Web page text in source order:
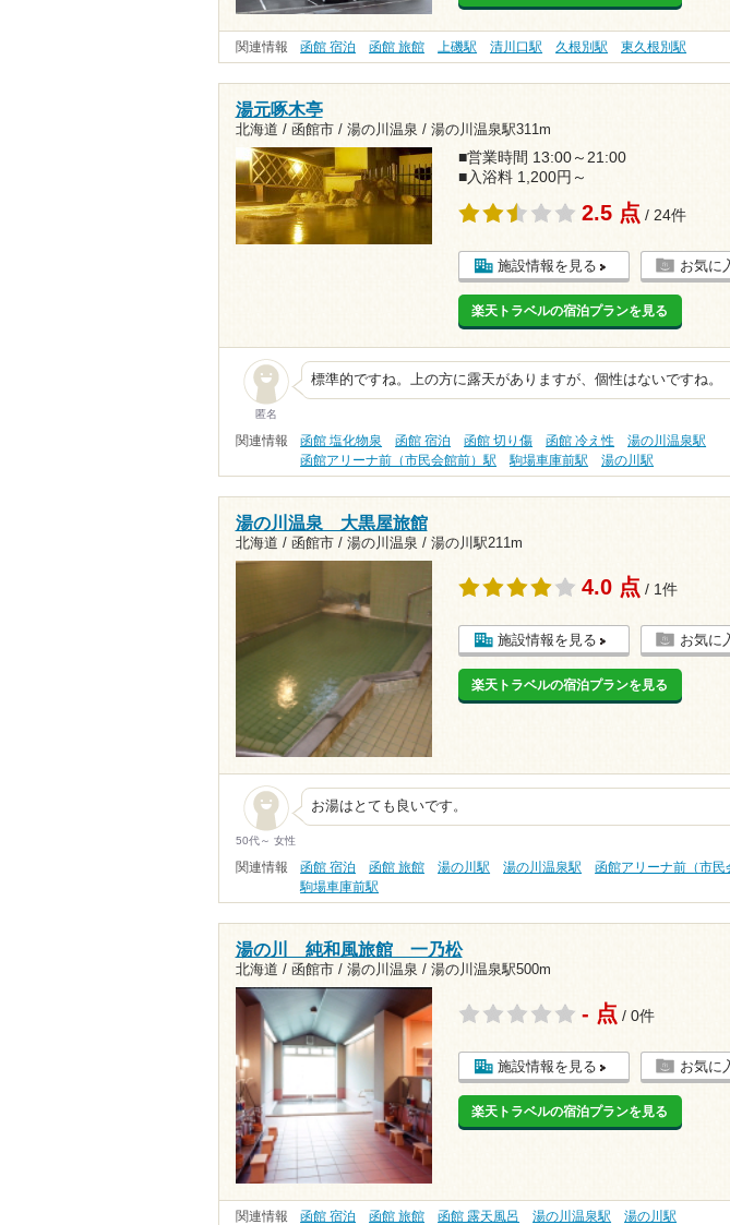
関連情報 函館 宿泊 函館 旅館 上磯駅 清川口駅 久根別駅 東久根別駅
湯元啄木亭
北海道 / 函館市 / 湯の川温泉 / 湯の川温泉駅311m
■営業時間 13:00～21:00
■入浴料 1,200円～
2.5 点 / 24件
施設情報を見る お気に
楽天トラベルの宿泊プランを見る
匿名
標準的ですね。上の方に露天がありますが、個性はないですね。
関連情報 函館 塩化物泉 函館 宿泊 函館 切り傷 函館 冷え性
湯の川温泉駅
函館アリーナ前（市民会館前）駅
駒場車庫前駅 湯の川駅
湯の川温泉 大黒屋旅館
北海道 / 函館市 / 湯の川温泉 / 湯の川駅211m
4.0 点 / 1件
施設情報を見る お気に
楽天トラベルの宿泊プランを見る
50代～ 女性
お湯はとても良いです。
関連情報 函館 宿泊 函館 旅館 湯の川駅 湯の川温泉駅
函館アリーナ前（市民
駒場車庫前駅
湯の川 純和風旅館 一乃松
北海道 / 函館市 / 湯の川温泉 / 湯の川温泉駅500m
- 点 / 0件
施設情報を見る お気に
楽天トラベルの宿泊プランを見る
関連情報 函館 宿泊 函館 旅館 函館 露天風呂 湯の川温泉駅
湯の川駅